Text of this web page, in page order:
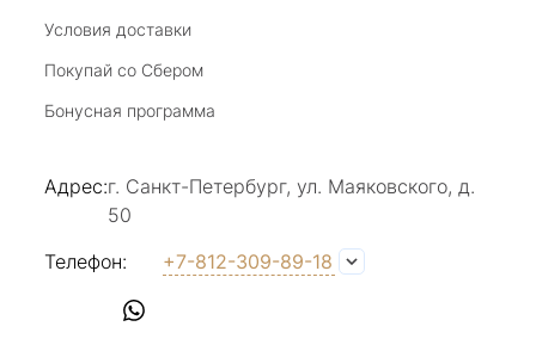
Условия доставки
Покупай со Сбером
Бонусная программа
Адрес:г. Санкт-Петербург, ул. Маяковского, д.
50
Телефон:
+7-812-309-89-18